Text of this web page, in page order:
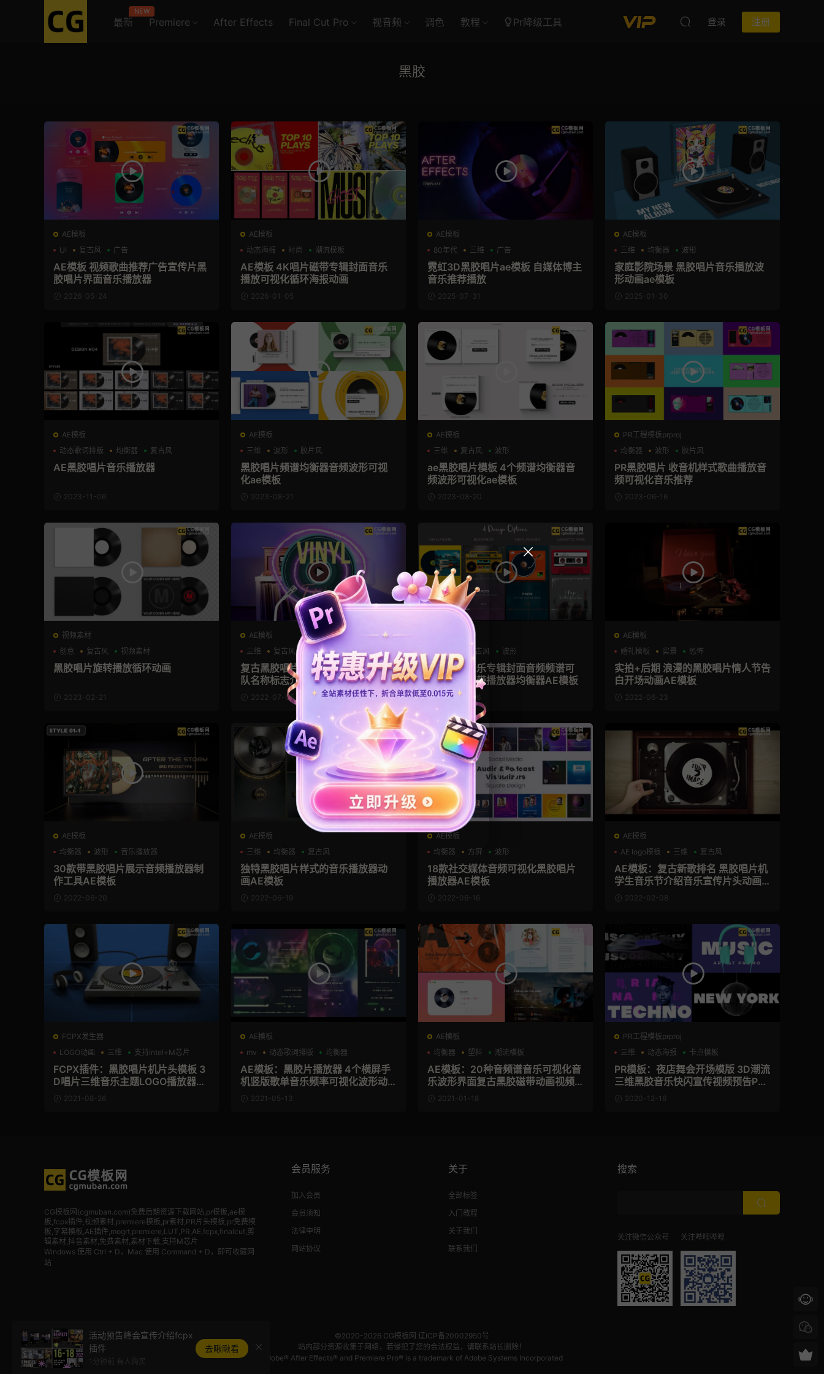
最新
NEW
Premiere After Effects Final Cut Pro 视音频 调色 教程 Pr降级工具 登录 注册
黑胶
AE模板
UI
复古风 广告
AE模板 视频歌曲推荐广告宣传片黑
胶唱片界面音乐播放器
2026-05-24
AE模板
动态海报
时尚 潮流模板
AE模板 4K唱片磁带专辑封面音乐
播放可视化循环海报动画
2026-01-05
AE模板
80年代
三维 广告
霓虹3D黑胶唱片ae模板 自媒体博主
音乐推荐播放
2025-07-31
AE模板
三维
均衡器 波形
家庭影院场景 黑胶唱片音乐播放波
形动画ae模板
2025-01-30
AE模板
动态歌词排版
均衡器 复古风
AE黑胶唱片音乐播放器
2023-11-06
AE模板
三维
波形 胶片风
黑胶唱片频谱均衡器音频波形可视
化ae模板
2023-08-21
AE模板
三维
复古风 波形
ae黑胶唱片模板 4个频谱均衡器音
频波形可视化ae模板
2023-08-20
PR工程模板prproj
均衡器
波形 胶片风
PR黑胶唱片 收音机样式歌曲播放音
频可视化音乐推荐
2023-06-16
视频素材
创意
复古风 视频素材
黑胶唱片旋转播放循环动画
2023-02-21
AE模板
三维
复古风 实景
复古黑胶唱片及其封面封底展示乐
队名称标志介绍AE模板 Vinyl Reco
rds2022-07-05
均衡器
复古风 波形
创意设计音乐专辑封面音频频谱可
视化黑胶磁带播放器均衡器AE模板
2022-06-26
AE模板
婚礼模板
实景 恐怖
实拍+后期 浪漫的黑胶唱片情人节告
白开场动画AE模板
2022-06-23
AE模板
均衡器
波形 音乐播放器
30款带黑胶唱片展示音频播放器制
作工具AE模板
2022-06-20
AE模板
三维
均衡器 复古风
独特黑胶唱片样式的音乐播放器动
画AE模板
2022-06-19
AE模板
均衡器
方屏 波形
18款社交媒体音频可视化黑胶唱片
播放器AE模板
2022-06-16
AE模板
AE logo模板
三维 复古风
AE模板：复古新歌排名 黑胶唱片机
学生音乐节介绍音乐宣传片头动画A
E模板 Retro Vinyl Logo Opener
2022-02-08
FCPX发生器
LOGO动画
三维 支持Intel+M芯片
FCPX插件：黑胶唱片机片头模板 3
D唱片三维音乐主题LOGO播放器动
画插件 Vinyl Logo
2021-08-26
AE模板
mv
动态歌词排版 均衡器
AE模板：黑胶片播放器 4个横屏手
机竖版歌单音乐频率可视化波形动
画模板 Vinyl Visualizer
2021-05-13
AE模板
均衡器
塑料 潮流模板
AE模板：20种音频谱音乐可视化音
乐波形界面复古黑胶磁带动画视频A
E模板 Audio Spectrum Pack
2021-01-18
PR工程模板prproj
三维
动态海报 卡点模板
PR模板：夜店舞会开场模版 3D潮流
三维黑胶音乐快闪宣传视频预告PR
模板 Music Artist Promo
2020-12-16
CG模板网(cgmuban.com)免费后期资源下载网站,pr模板,ae模
板,fcpx插件,视频素材,premiere模板,pr素材,PR片头模板,pr免费模
板,字幕模板,AE插件,mogrt,premiere,LUT,PR,AE,fcpx,finalcut,剪
辑素材,抖音素材,免费素材,素材下载,支持M芯片
Windows 使用 Ctrl + D，Mac 使用 Command + D，即可收藏网
站
会员服务
加入会员
会员须知
法律申明
网站协议
关于
全部标签
入门教程
关于我们
联系我们
搜索
关注微信公众号 关注哔哩哔哩
©2020-2026 CG模板网 辽ICP备20002950号
站内部分资源收集于网络，若侵犯了您的合法权益，请联系站长删除！
Adobe® After Effects® and Premiere Pro® is a trademark of Adobe Systems Incorporated
活动预告峰会宣传介绍fcpx
插件
去瞅瞅看